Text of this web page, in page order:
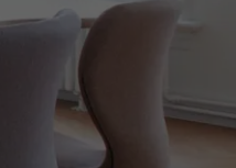
dan ook duidelijk:
drie kernwaarden:
reflectie.